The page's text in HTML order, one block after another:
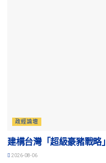
政經論壇
建構台灣「超級豪豬戰略」
2026-08-06